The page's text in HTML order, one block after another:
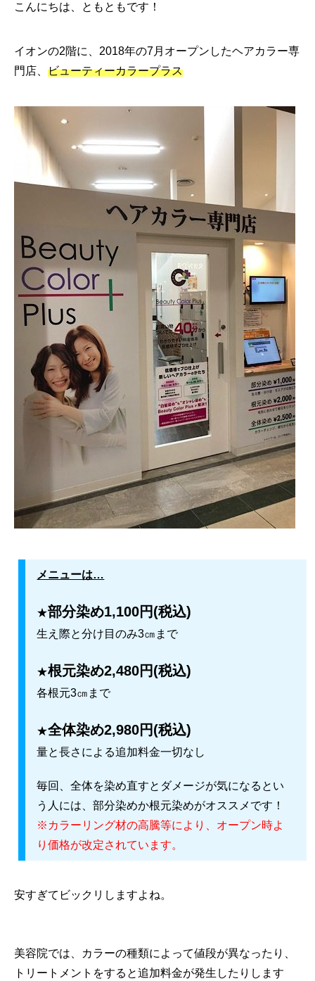
こんにちは、ともともです！
イオンの2階に、2018年の7月オープンしたヘアカラー専
門店、 ビューティーカラープラス
メニューは…
★部分染め1,100円(税込)
生え際と分け目のみ3㎝まで
★根元染め2,480円(税込)
各根元3㎝まで
★全体染め2,980円(税込)
量と長さによる追加料金一切なし
毎回、全体を染め直すとダメージが気になるとい
う人には、部分染めか根元染めがオススメです！
※カラーリング材の高騰等により、オープン時よ
り価格が改定されています。
安すぎてビックリしますよね。
美容院では、カラーの種類によって値段が異なったり、
トリートメントをすると追加料金が発生したりします